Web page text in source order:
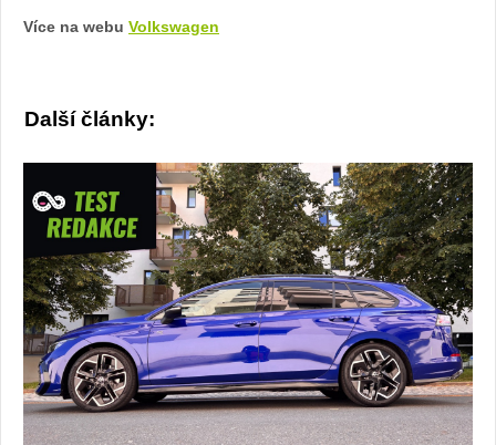
Více na webu Volkswagen
Další články: